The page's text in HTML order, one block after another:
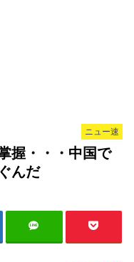
ニュー速
握・・・中国で
んだ